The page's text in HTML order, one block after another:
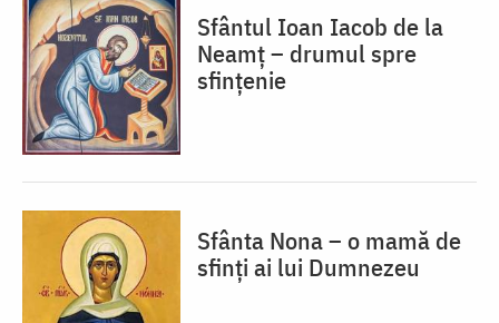
Sfântul Ioan Iacob de la
Neamț – drumul spre
sfințenie
Sfânta Nona – o mamă de
sfinți ai lui Dumnezeu